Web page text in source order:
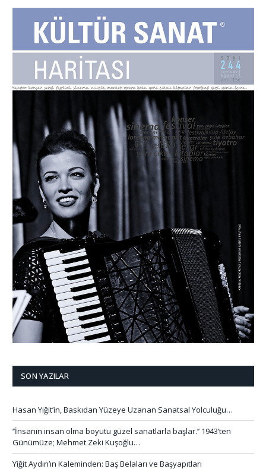
SON YAZILAR
Hasan Yiğit’in, Baskıdan Yüzeye Uzanan Sanatsal Yolculuğu…
‘’İnsanın insan olma boyutu güzel sanatlarla başlar.’’ 1943’ten
Günümüze; Mehmet Zeki Kuşoğlu…
Yiğit Aydın’ın Kaleminden: Baş Belaları ve Başyapıtları